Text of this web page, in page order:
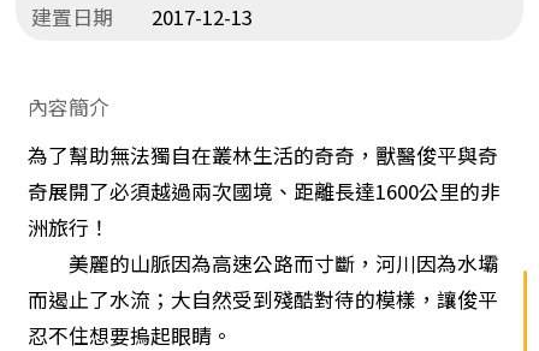
建置日期
2017-12-13
內容簡介
為了幫助無法獨自在叢林生活的奇奇，獸醫俊平與奇
奇展開了必須越過兩次國境、距離長達1600公里的非
洲旅行！
美麗的山脈因為高速公路而寸斷，河川因為水壩
而遏止了水流；大自然受到殘酷對待的模樣，讓俊平
忍不住想要摀起眼睛。